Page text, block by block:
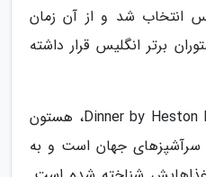
انتخاب شد و از آن زمان
همواره در بین 5 رستوران برتر انگلیس قرار داشته
سرآشپز رستوران Dinner by Heston Blumenthal، هستون
سرآشپزهای جهان است و به